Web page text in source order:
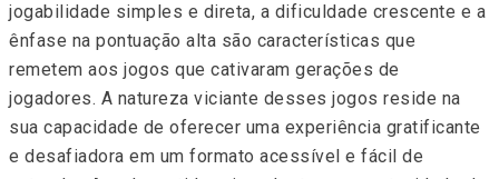
jogabilidade simples e direta, a dificuldade crescente e a
ênfase na pontuação alta são características que
remetem aos jogos que cativaram gerações de
jogadores. A natureza viciante desses jogos reside na
sua capacidade de oferecer uma experiência gratificante
e desafiadora em um formato acessível e fácil de